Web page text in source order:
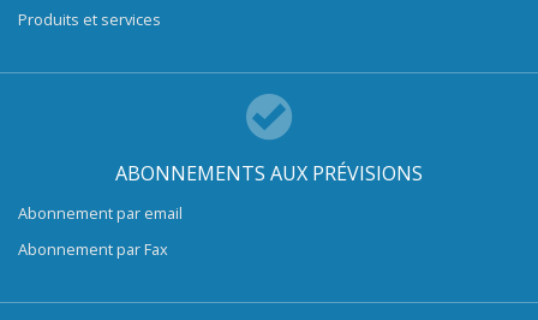
Produits et services
ABONNEMENTS AUX PRÉVISIONS
Abonnement par email
Abonnement par Fax